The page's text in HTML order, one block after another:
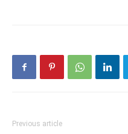
Previous article